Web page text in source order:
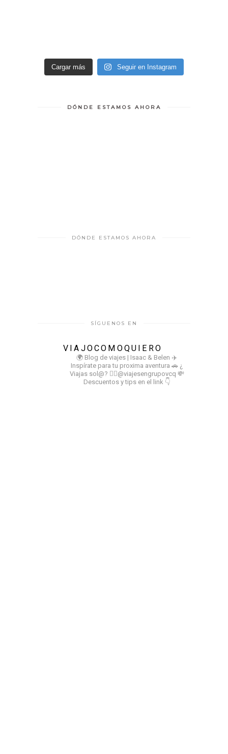
Cargar más Seguir en Instagram
DÓNDE ESTAMOS AHORA
DÓNDE ESTAMOS AHORA
SÍGUENOS EN
VIAJOCOMOQUIERO
🌍 Blog de viajes | Isaac & Belen ✈️
Inspírate para tu proxima aventura 🚗 ¿
Viajas sol@? 👉🏻@viajesengrupovcq 💸
Descuentos y tips en el link 👇